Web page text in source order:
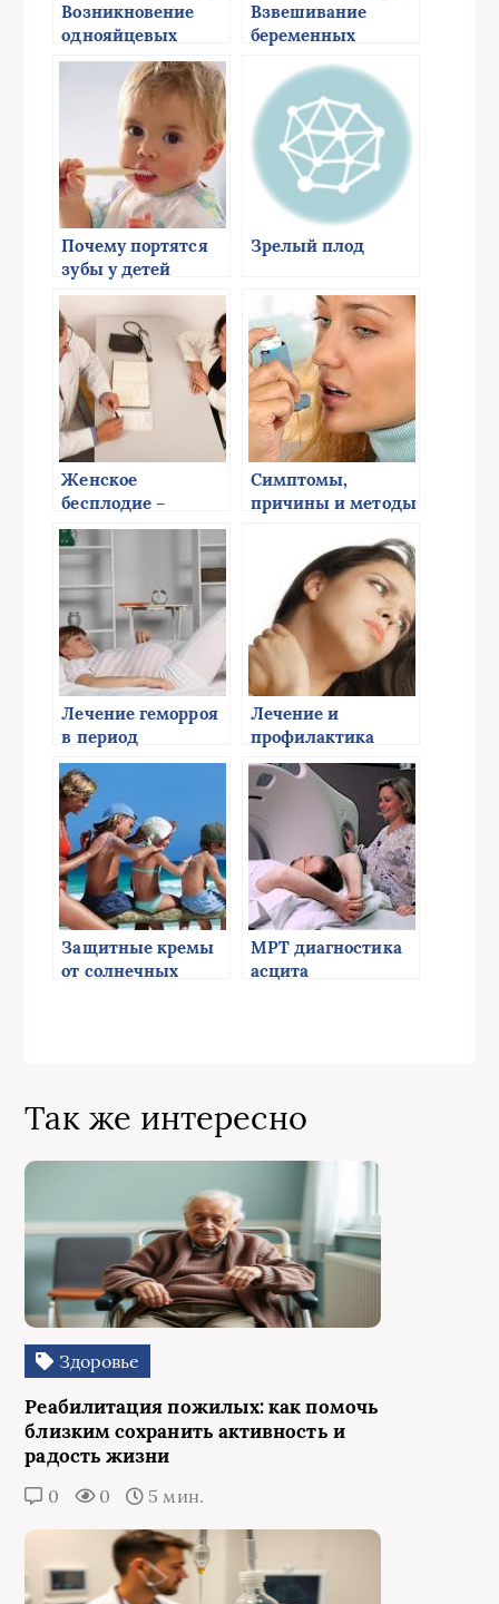
Возникновение
однояйцевых
близнецов
Взвешивание
беременных
Почему портятся
зубы у детей
Зрелый плод
Женское
бесплодие –
причины и
способы
предотвращения
заболевания
Симптомы,
причины и методы
бронхиальной
астмы
Лечение геморроя
в период
беременности
Лечение и
профилактика
остеохондроза
Защитные кремы
от солнечных
МРТ диагностика
асцита
Так же интересно
Здоровье
Реабилитация пожилых: как помочь
близким сохранить активность и
радость жизни
0 0 5 мин.